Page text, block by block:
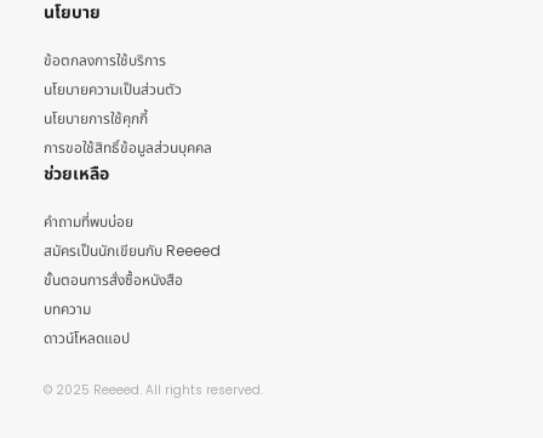
นโยบาย
ข้อตกลงการใช้บริการ
นโยบายความเป็นส่วนตัว
นโยบายการใช้คุกกี้
การขอใช้สิทธิ์ข้อมูลส่วนบุคคล
ช่วยเหลือ
คำถามที่พบบ่อย
สมัครเป็นนักเขียนกับ Reeeed
ขั้นตอนการสั่งซื้อหนังสือ
บทความ
ดาวน์โหลดแอป
© 2025 Reeeed. All rights reserved.